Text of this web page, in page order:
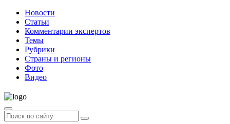
Новости
Статьи
Комментарии экспертов
Темы
Рубрики
Страны и регионы
Фото
Видео